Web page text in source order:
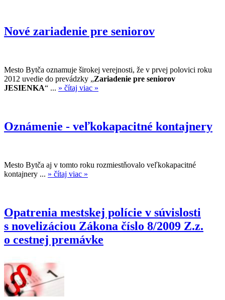
Nové zariadenie pre seniorov
Mesto Bytča oznamuje širokej verejnosti, že v prvej polovici roku
2012 uvedie do prevádzky „Zariadenie pre seniorov
JESIENKA“ ... » čítaj viac »
Oznámenie - veľkokapacitné kontajnery
Mesto Bytča aj v tomto roku rozmiestňovalo veľkokapacitné
kontajnery ... » čítaj viac »
Opatrenia mestskej polície v súvislosti
s novelizáciou Zákona číslo 8/2009 Z.z.
o cestnej premávke